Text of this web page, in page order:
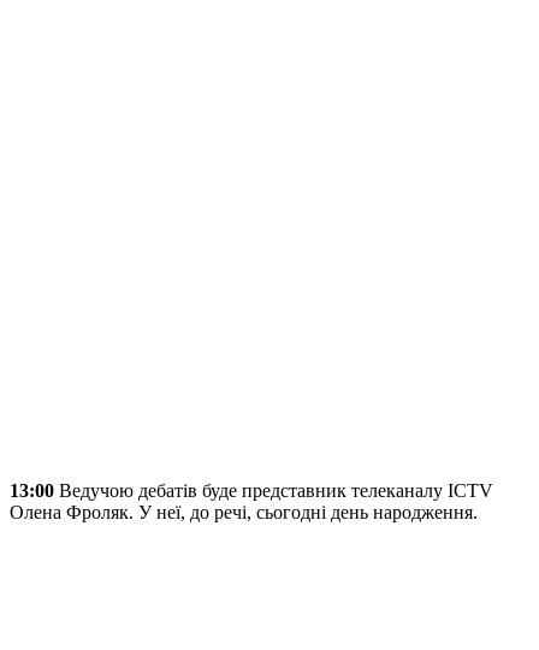
13:00 Ведучою дебатів буде представник телеканалу ICTV
Олена Фроляк. У неї, до речі, сьогодні день народження.